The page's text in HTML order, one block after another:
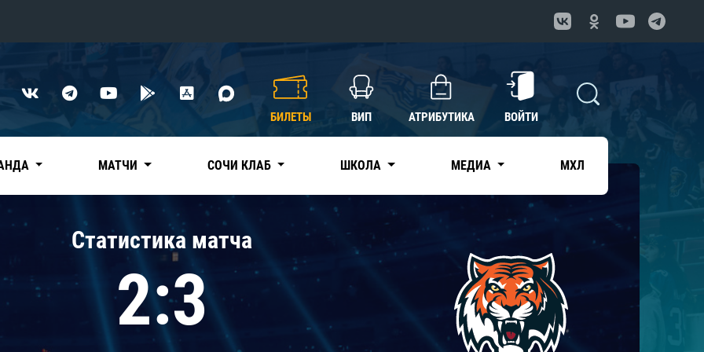
Трактор
Дивизион Чернышева
БИЛЕТЫ ВИП АТРИБУТИКА ВОЙТИ
МАТЧИ СОЧИ КЛАБ ШКОЛА МЕДИА МХЛ
Статистика матча
2:3